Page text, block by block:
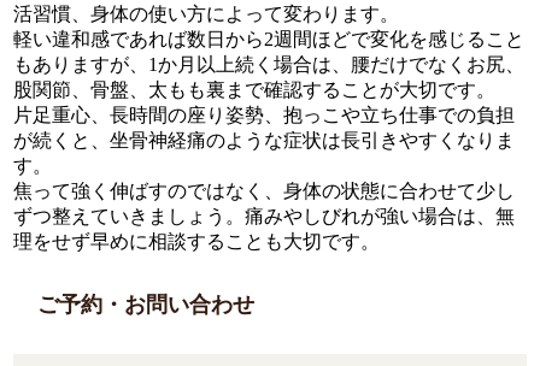
活習慣、身体の使い方によって変わります。
軽い違和感であれば数日から2週間ほどで変化を感じること
もありますが、1か月以上続く場合は、腰だけでなくお尻、
股関節、骨盤、太もも裏まで確認することが大切です。
片足重心、長時間の座り姿勢、抱っこや立ち仕事での負担
が続くと、坐骨神経痛のような症状は長引きやすくなりま
す。
焦って強く伸ばすのではなく、身体の状態に合わせて少し
ずつ整えていきましょう。痛みやしびれが強い場合は、無
理をせず早めに相談することも大切です。
ご予約・お問い合わせ